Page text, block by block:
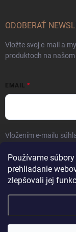
Používame
prehliadanie
zlepšovali jej
ODOBERAŤ
Vložte svoj e-mail a
produktoch na našom
EMAIL
Vložením e-mailu
Prihlásiť sa